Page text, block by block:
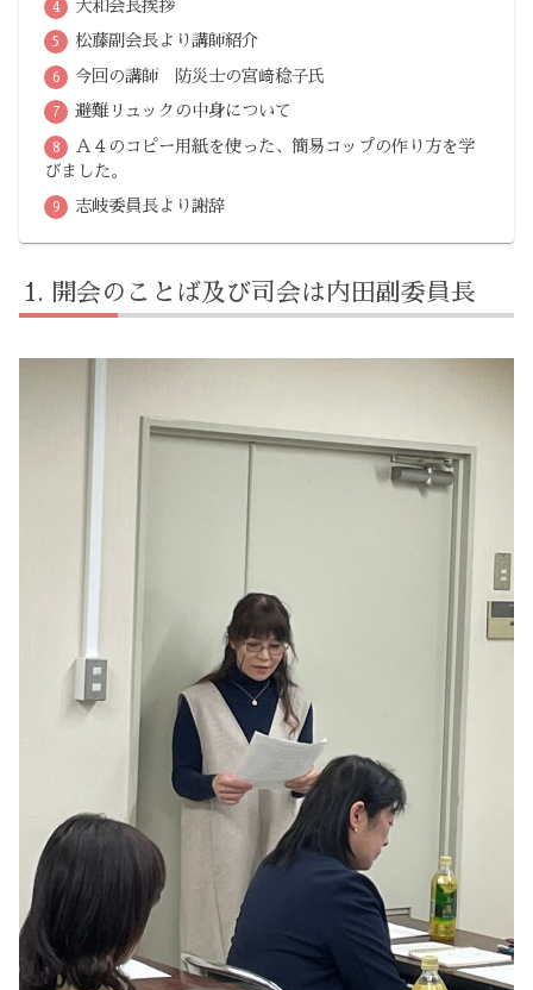
大和会長挨拶
松藤副会長より講師紹介
今回の講師 防災士の宮﨑稔子氏
避難リュックの中身について
Ａ４のコピー用紙を使った、簡易コップの作り方を学
びました。
志岐委員長より謝辞
開会のことば及び司会は内田副委員長